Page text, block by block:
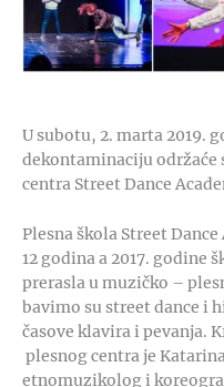
U subotu, 2. marta 2019.
dekontaminaciju održaće
centra Street Dance
Plesna škola Street
12 godina a 2017. godine
prerasla u muzičko –
bavimo su street dance i
časove klavira i pevanja.
plesnog centra je
etnomuzikolog i